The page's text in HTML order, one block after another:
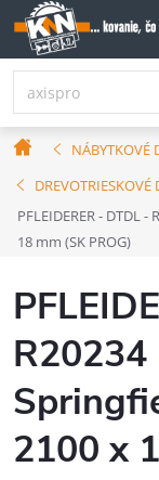
Prejsť
na
obsah
DomovNÁBYTKOVÉ
DREVOTRIESKOVÉ
PFLEIDERER - DTDL
18 mm (SK PROG)
2100 x